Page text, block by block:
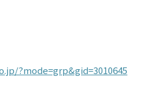
?mode=grp&gid=3010645